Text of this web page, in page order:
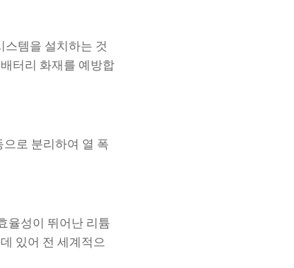
스템을 설치하는 것
터리 화재를 예방합
로 분리하여 열 폭
율성이 뛰어난 리튬
있어 전 세계적으